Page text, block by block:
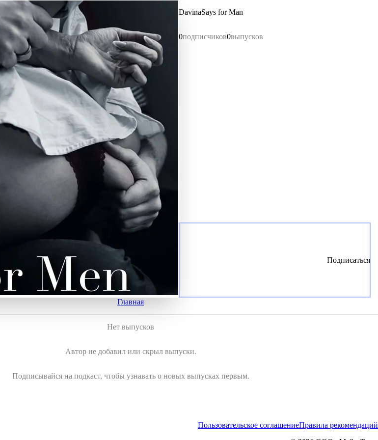
DavinaSays for Man
0подписчиков0выпусков
Подписаться
Главная
Нет выпусков
Автор не добавил или скрыл выпуски.
Подписывайся на подкаст, чтобы узнавать о новых выпусках первым.
Пользовательское соглашениеПравила рекомендаций